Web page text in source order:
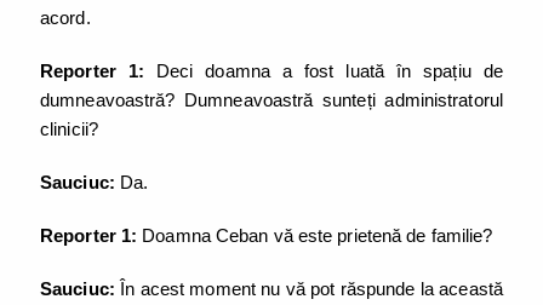
acord.
Reporter 1: Deci doamna a fost luată în spațiu de
dumneavoastră? Dumneavoastră sunteți administratorul
clinicii?
Sauciuc: Da.
Reporter 1: Doamna Ceban vă este prietenă de familie?
Sauciuc: În acest moment nu vă pot răspunde la această